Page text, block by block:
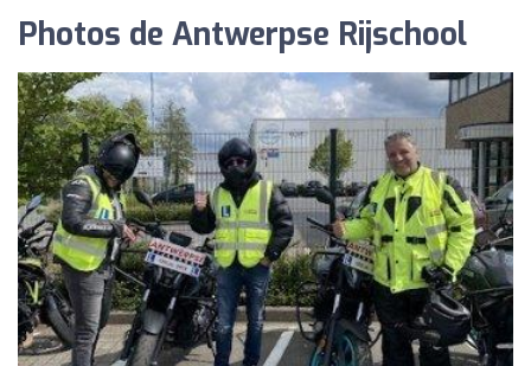
Photos de Antwerpse Rijschool